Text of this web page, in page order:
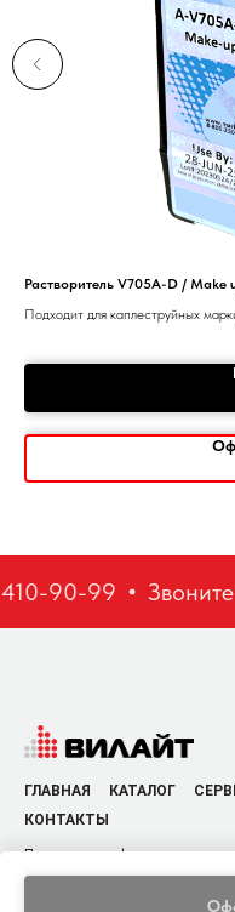
Растворитель V705A-D /
Подходит для каплеструйных
90-99
ГЛАВНАЯ КАТАЛОГ
КОНТАКТЫ
Политика